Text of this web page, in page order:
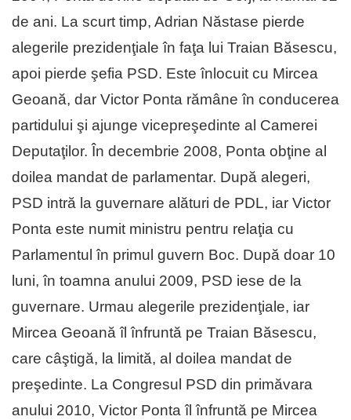
de ani. La scurt timp, Adrian Năstase pierde
alegerile prezidenţiale în faţa lui Traian Băsescu,
apoi pierde şefia PSD. Este înlocuit cu Mircea
Geoană, dar Victor Ponta rămâne în conducerea
partidului şi ajunge vicepreşedinte al Camerei
Deputaţilor. În decembrie 2008, Ponta obţine al
doilea mandat de parlamentar. După alegeri,
PSD intră la guvernare alături de PDL, iar Victor
Ponta este numit ministru pentru relaţia cu
Parlamentul în primul guvern Boc. După doar 10
luni, în toamna anului 2009, PSD iese de la
guvernare. Urmau alegerile prezidenţiale, iar
Mircea Geoană îl înfruntă pe Traian Băsescu,
care câştigă, la limită, al doilea mandat de
preşedinte. La Congresul PSD din primăvara
anului 2010, Victor Ponta îl înfruntă pe Mircea